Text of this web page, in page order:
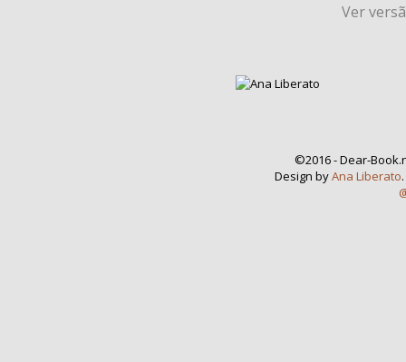
Ver
©2016 - Dear-
Design byAna Liberato